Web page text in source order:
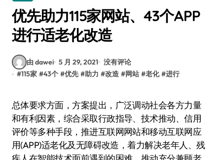
优先助力115家网站、43个APP
进行适老化改造
由 dawei 5 月 29, 2021 没有评论
#115家 #43个 #优先 #助力 #改造 #网站 #老化 #进行
总体要求方面，方案提出，广泛调动社会各方力量
和有利因素，综合采取行政指导、技术推动、信用
评价等多种手段，推进互联网网站和移动互联网应
用(APP)适老化及无障碍改造，着力解决老年人、残